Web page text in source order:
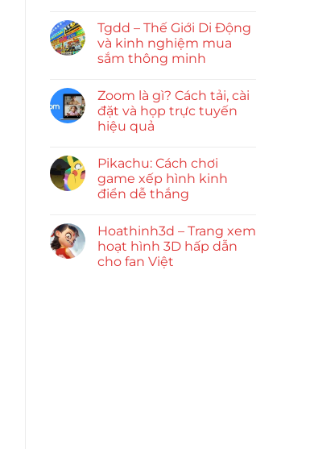
Tgdd – Thế Giới Di Động
và kinh nghiệm mua
sắm thông minh
Zoom là gì? Cách tải, cài
đặt và họp trực tuyến
hiệu quả
Pikachu: Cách chơi
game xếp hình kinh
điển dễ thắng
Hoathinh3d – Trang xem
hoạt hình 3D hấp dẫn
cho fan Việt